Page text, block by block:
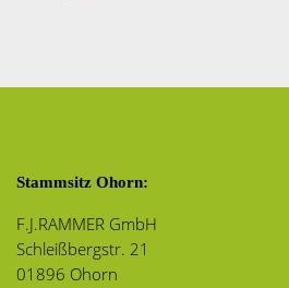
Stammsitz Ohorn:
F.J.RAMMER GmbH
Schleißbergstr. 21
01896 Ohorn